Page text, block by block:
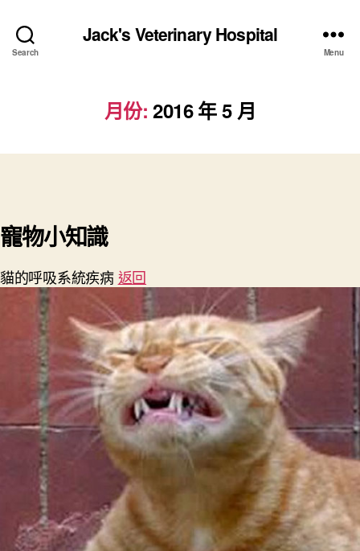
Search
Jack's Veterinary Hospital
Menu
月份: 2016 年 5 月
寵物小知識
貓的呼吸系統疾病返回